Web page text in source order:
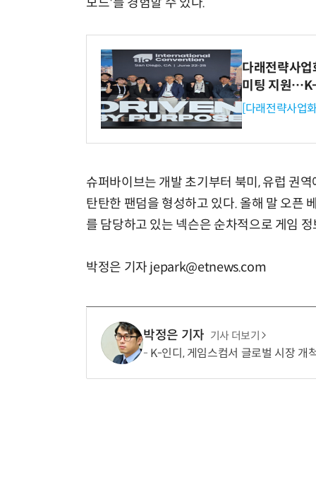
다래전략사
미팅 지원
[다래전략사업
슈퍼바이브는 개발 초기부터 북미, 유럽 권
탄탄한 팬덤을 형성하고 있다. 올해 말 오픈
를 담당하고 있는 넥슨은 순차적으로 게임
박정은 기자 jepark@etnews.com
박정은 기자 기사 더보기
K-인디, 게임스컴서 글로벌 시장 개